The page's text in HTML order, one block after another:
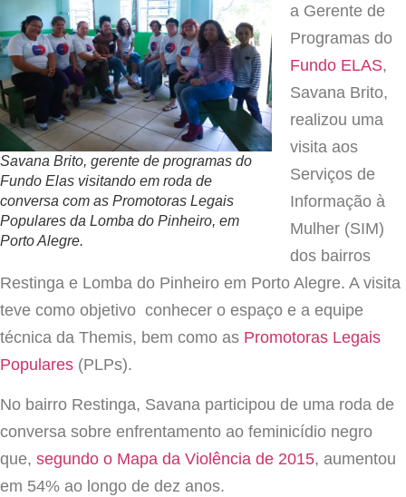
Savana Brito, gerente de programas do
Fundo Elas visitando em roda de
conversa com as Promotoras Legais
Populares da Lomba do Pinheiro, em
Porto Alegre.
a Gerente de
Programas do
Fundo ELAS,
Savana Brito,
realizou uma
visita aos
Serviços de
Informação à
Mulher (SIM)
dos bairros
Restinga e Lomba do Pinheiro em Porto Alegre. A visita
teve como objetivo conhecer o espaço e a equipe
técnica da Themis, bem como as Promotoras Legais
Populares (PLPs).
No bairro Restinga, Savana participou de uma roda de
conversa sobre enfrentamento ao feminicídio negro
que, segundo o Mapa da Violência de 2015, aumentou
em 54% ao longo de dez anos.